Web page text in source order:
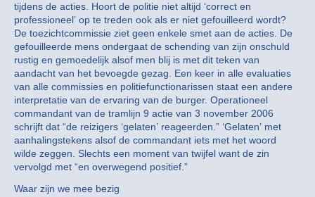
tijdens de acties. Hoort de politie niet altijd ‘correct en
professioneel’ op te treden ook als er niet gefouilleerd wordt?
De toezichtcommissie ziet geen enkele smet aan de acties. De
gefouilleerde mens ondergaat de schending van zijn onschuld
rustig en gemoedelijk alsof men blij is met dit teken van
aandacht van het bevoegde gezag. Een keer in alle evaluaties
van alle commissies en politiefunctionarissen staat een andere
interpretatie van de ervaring van de burger. Operationeel
commandant van de tramlijn 9 actie van 3 november 2006
schrijft dat “de reizigers ‘gelaten’ reageerden.” ‘Gelaten’ met
aanhalingstekens alsof de commandant iets met het woord
wilde zeggen. Slechts een moment van twijfel want de zin
vervolgd met “en overwegend positief.”
Waar zijn we mee bezig